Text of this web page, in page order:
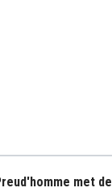
met de